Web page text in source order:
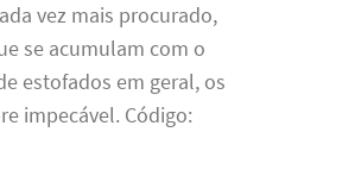
vez mais procurado,
se acumulam com o
estofados em geral, os
impecável. Código: